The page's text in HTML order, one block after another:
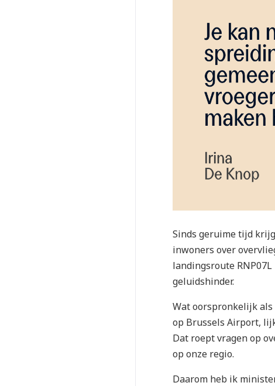
Sinds geruime tijd
inwoners over
landingsroute
geluidshinder.
Wat oorspronkelijk
op Brussels Airport,
Dat roept vragen op
op onze regio.
Daarom heb ik